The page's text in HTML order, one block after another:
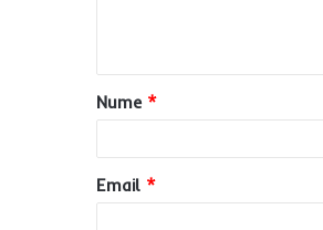
a
r
*
Nume *
Email *